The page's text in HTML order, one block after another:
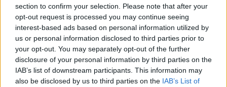
section to confirm your selection. Please note that after your
opt-out request is processed you may continue seeing
interest-based ads based on personal information utilized by
us or personal information disclosed to third parties prior to
your opt-out. You may separately opt-out of the further
disclosure of your personal information by third parties on the
IAB’s list of downstream participants. This information may
also be disclosed by us to third parties on the IAB’s List of